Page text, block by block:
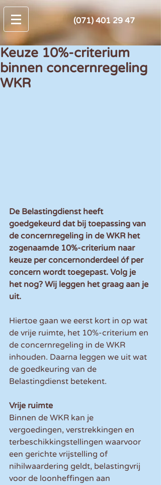
(071) 401 29 47
Keuze 10%-criterium
binnen concernregeling
WKR
De Belastingdienst heeft
goedgekeurd dat bij toepassing van
de concernregeling in de WKR het
zogenaamde 10%-criterium naar
keuze per concernonderdeel óf per
concern wordt toegepast. Volg je
het nog? Wij leggen het graag aan je
uit.
Hiertoe gaan we eerst kort in op wat
de vrije ruimte, het 10%-criterium en
de concernregeling in de WKR
inhouden. Daarna leggen we uit wat
de goedkeuring van de
Belastingdienst betekent.
Vrije ruimte
Binnen de WKR kan je
vergoedingen, verstrekkingen en
terbeschikkingstellingen waarvoor
een gerichte vrijstelling of
nihilwaardering geldt, belastingvrij
voor de loonheffingen aan